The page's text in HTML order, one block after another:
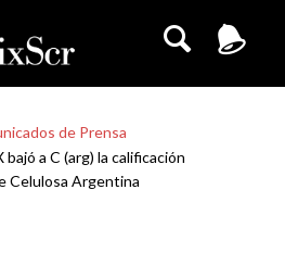
de Prensa
bajó a C (arg) la calificación
Celulosa Argentina